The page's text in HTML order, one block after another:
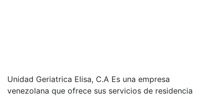
Unidad Geriatrica Elisa, C.A Es una empresa
venezolana que ofrece sus servicios de residencia